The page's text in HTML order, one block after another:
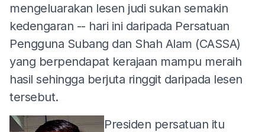
mengeluarakan lesen judi sukan semakin
kedengaran -- hari ini daripada Persatuan
Pengguna Subang dan Shah Alam (CASSA)
yang berpendapat kerajaan mampu meraih
hasil sehingga berjuta ringgit daripada lesen
tersebut.
Presiden persatuan itu